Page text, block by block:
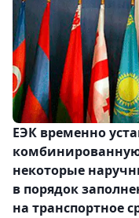
ЕЭК временно
некоторые
в порядок
на транспортное